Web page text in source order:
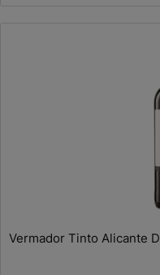
Vermador Tinto Alicante